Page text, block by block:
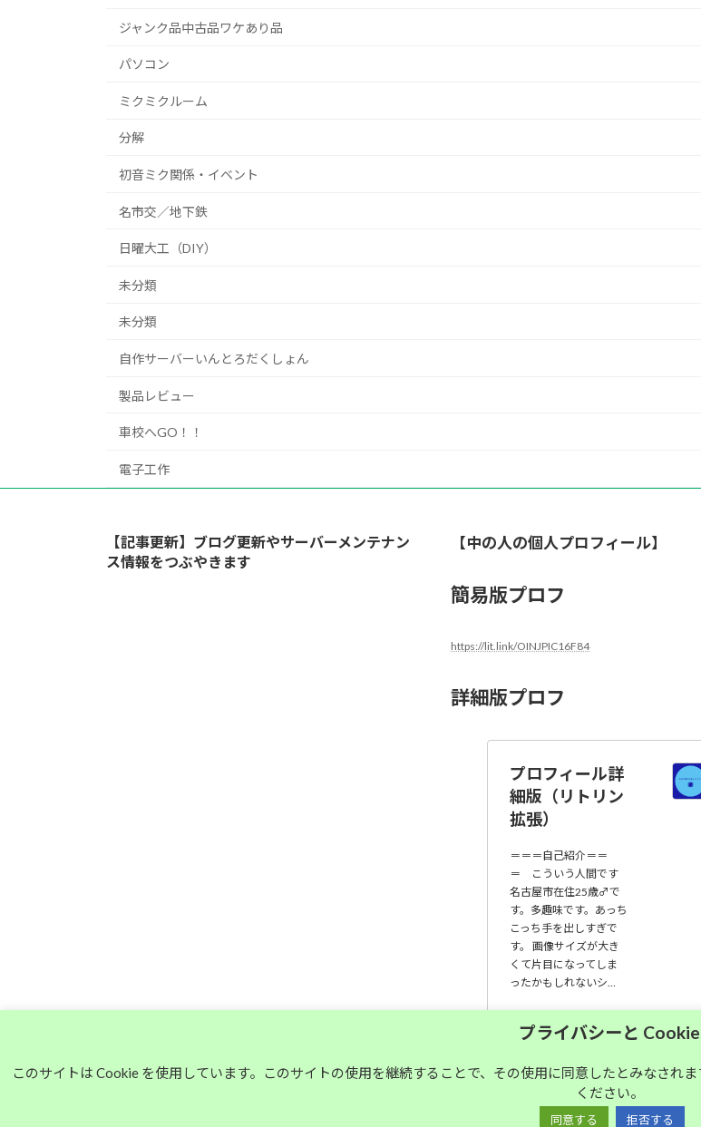
ジャンク品中古品ワケあり品
パソコン
ミクミクルーム
分解
初音ミク関係・イベント
名市交／地下鉄
日曜大工（DIY）
未分類
未分類
自作サーバーいんとろだくしょん
製品レビュー
車校へGO！！
電子工作
【記事更新】ブログ更新やサーバーメンテナン
ス情報をつぶやきます
【中の人の個人プロフィール】
簡易版プロフ
https://lit.link/OINJPIC16F84
詳細版プロフ
プロフィール詳
細版（リトリン
拡張）
＝＝＝自己紹介＝＝
＝ こういう人間です
名古屋市在住25歳♂で
す。多趣味です。あっち
こっち手を出しすぎで
す。 画像サイズが大き
くて片目になってしま
ったかもしれないシ…
大須中毒名古屋人
のブログ
Copyright © 大須中毒名古屋人のブログ All Rights
プライバシーと Cookie
このサイトは Cookie を使用しています。このサイトの使用を継続することで、その使用に同意したとみなされ
ください。
同意する 拒否する